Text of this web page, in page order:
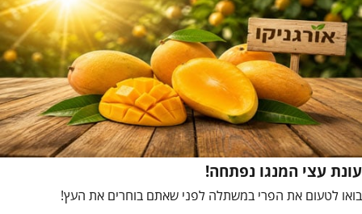
עונת עצי המנגו נפתחה!
בואו לטעום את הפרי במשתלה לפני שאתם בוחרים את העץ!